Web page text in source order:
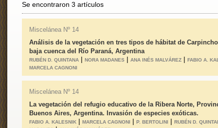
Se encontraron 3 artículos
Miscelánea Nº 14
Análisis de la vegetación en tres tipos de hábitat de
baja cuenca del Río Paraná, Argentina
RUBÉN D. QUINTANA | NORA MADANES | ANA INÉS MALVÁREZ | FABIO A.
MARCELA CAGNONI
Miscelánea Nº 14
La vegetación del refugio educativo de la Ribera Norte,
Buenos Aires, Argentina. Invasión de especies exóticas.
FABIO A. KALESNIK | MARCELA CAGNONI | P. BERTOLINI | RUBÉN D.